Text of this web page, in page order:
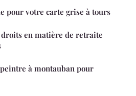
pour votre carte grise à tours
en matière de retraite
à montauban pour